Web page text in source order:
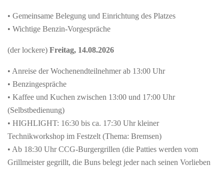
• Gemeinsame Belegung und Einrichtung des Platzes
• Wichtige Benzin-Vorgespräche
(der lockere) Freitag, 14.08.2026
• Anreise der Wochenendteilnehmer ab 13:00 Uhr
• Benzingespräche
• Kaffee und Kuchen zwischen 13:00 und 17:00 Uhr
(Selbstbedienung)
• HIGHLIGHT: 16:30 bis ca. 17:30 Uhr kleiner
Technikworkshop im Festzelt (Thema: Bremsen)
• Ab 18:30 Uhr CCG-Burgergrillen (die Patties werden vom
Grillmeister gegrillt, die Buns belegt jeder nach seinen Vorlieben